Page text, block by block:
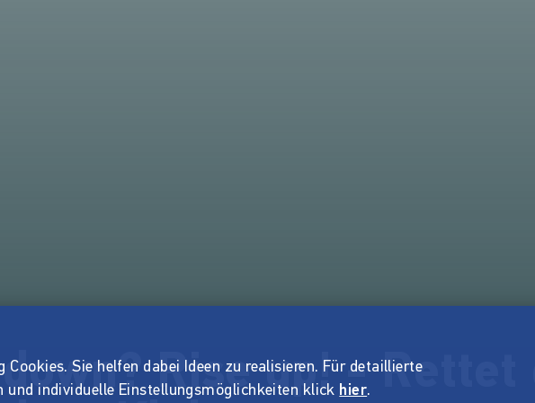
Rise up! - Rettet
Cookies. Sie helfen dabei Ideen zu realisieren. Für detaillierte
und individuelle Einstellungsmöglichkeiten klick hier.